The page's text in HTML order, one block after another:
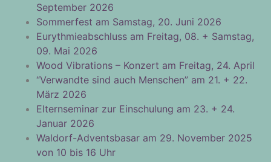
September 2026
Sommerfest am Samstag, 20. Juni 2026
Eurythmieabschluss am Freitag, 08. + Samstag,
09. Mai 2026
Wood Vibrations – Konzert am Freitag, 24. April
“Verwandte sind auch Menschen” am 21. + 22.
März 2026
Elternseminar zur Einschulung am 23. + 24.
Januar 2026
Waldorf-Adventsbasar am 29. November 2025
von 10 bis 16 Uhr